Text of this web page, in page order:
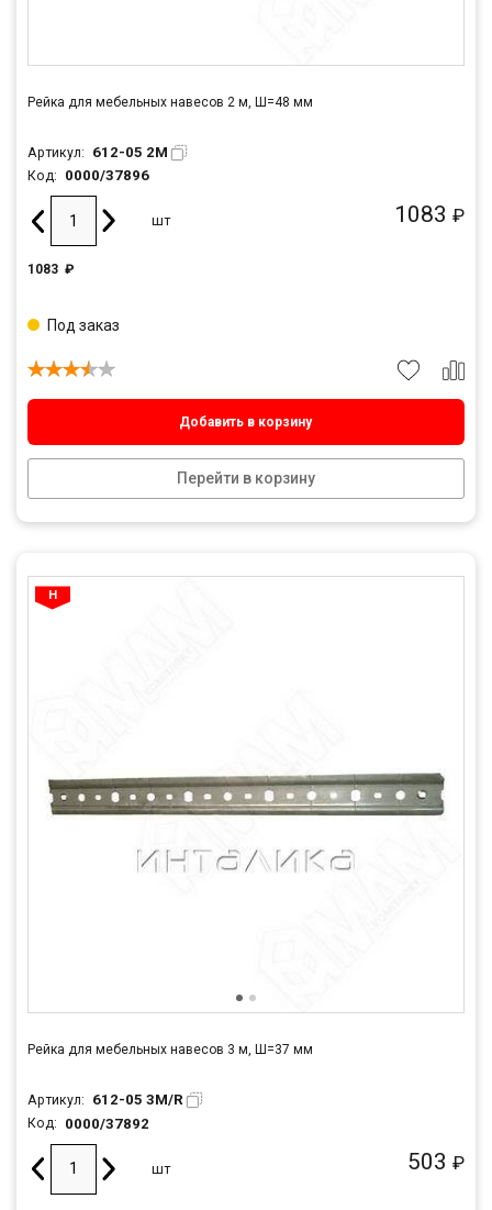
Рейка для мебельных навесов 2 м, Ш=48 мм
Артикул: 612-05 2M
Код: 0000/37896
1083 ₽
шт
1083 ₽
Добавить в корзину
Перейти в корзину
Под заказ
Рейка для мебельных навесов 3 м, Ш=37 мм
Артикул: 612-05 3M/R
Код: 0000/37892
503 ₽
шт